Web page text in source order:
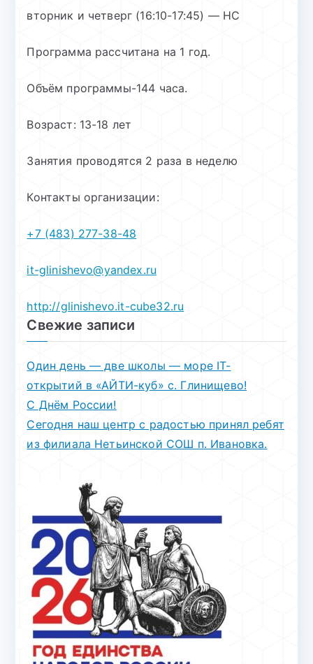
вторник и четверг (16:10-17:45) — НС
Программа рассчитана на 1 год.
Объём программы-144 часа.
Возраст: 13-18 лет
Занятия проводятся 2 раза в неделю
Контакты организации:
+7 (483) 277-38-48
it-glinishevo@yandex.ru
http://glinishevo.it-cube32.ru
Свежие записи
Один день — две школы — море IT-
открытий в «АЙТИ-куб» с. Глинищево!
С Днём России!
Сегодня наш центр с радостью принял ребят
из филиала Нетьинской СОШ п. Ивановка.